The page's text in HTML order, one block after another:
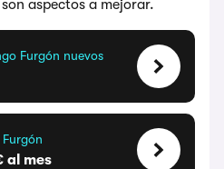
aspectos a mejorar.
Furgón nuevos
al mes